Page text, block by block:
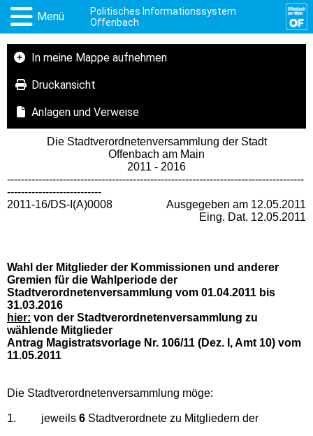
Menü
Politisches Informationssystem
Offenbach
In meine Mappe aufnehmen
Druckansicht
Anlagen und Verweise
Die Stadtverordnetenversammlung der Stadt
Offenbach am Main
2011 - 2016
-------------------------------------------------------------------------------------
---------------------------
2011-16/DS-I(A)0008
Ausgegeben am 12.05.2011
Eing. Dat. 12.05.2011
Wahl der Mitglieder der Kommissionen und anderer
Gremien für die Wahlperiode der
Stadtverordnetenversammlung vom 01.04.2011 bis
31.03.2016
hier: von der Stadtverordnetenversammlung zu
wählende Mitglieder
Antrag Magistratsvorlage Nr. 106/11 (Dez. I, Amt 10) vom
11.05.2011
Die Stadtverordnetenversammlung möge:
1. jeweils 6 Stadtverordnete zu Mitgliedern der